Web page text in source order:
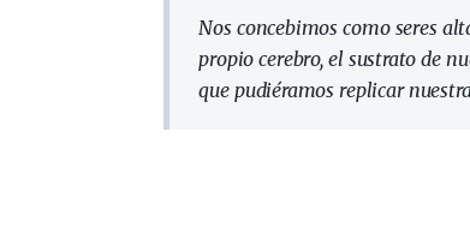
Nos concebimos como seres
propio cerebro, el sustrato de
que pudiéramos replicar